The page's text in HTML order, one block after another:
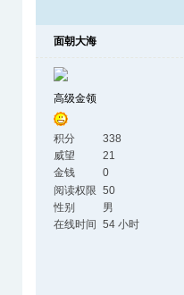
面朝大海
高级金领
积分
338
威望
21
金钱
0
阅读权限 50
性别
男
在线时间
54 小时